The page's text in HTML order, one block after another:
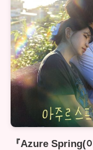
『Azure Spring(